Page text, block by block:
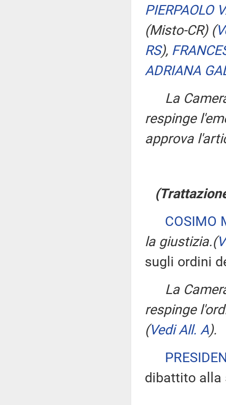
PIERPAOLO
(Misto-CR) (
RS),
ADRIANA
La
respinge
approva
COSIMO
la giustizia.(
sugli ordini
La
respinge
(Vedi All. A).
dibattito alla